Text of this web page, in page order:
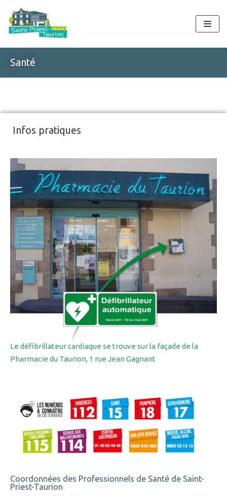
Aller
au
contenu
Santé
Infos pratiques
Le défibrillateur cardiaque se trouve sur la façade de la
Pharmacie du Taurion, 1 rue Jean Gagnant
Coordonnées des Professionnels de Santé de Saint-
Priest-Taurion